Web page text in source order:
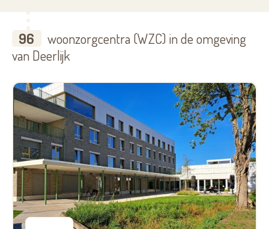
96
woonzorgcentra (WZC) in de omgeving
van Deerlijk